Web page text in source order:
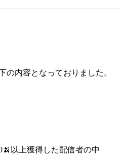
の内容となっておりました。
以上獲得した配信者の中